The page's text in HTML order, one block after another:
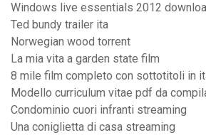
Windows live essentials 2012
Ted bundy trailer ita
Norwegian wood torrent
La mia vita a garden state film
8 mile film completo con sottotitoli in
Modello curriculum vitae pdf da
Condominio cuori infranti streaming
Una coniglietta di casa streaming